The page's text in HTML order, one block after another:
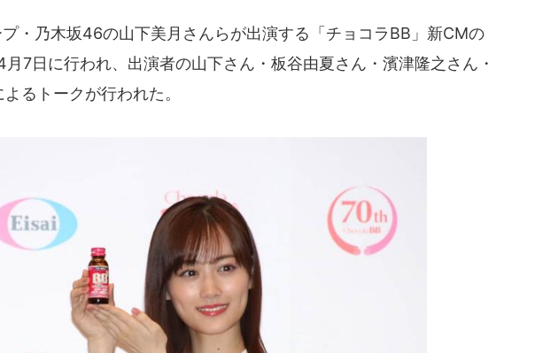
・乃木坂46の山下美月さんらが出演する「チョコラBB」新CMの
7日に行われ、出演者の山下さん・板谷由夏さん・濱津隆之さん・
るトークが行われた。